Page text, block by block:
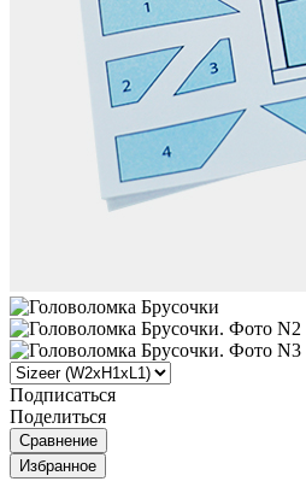
Подписаться
Поделиться
Сравнение
Избранное